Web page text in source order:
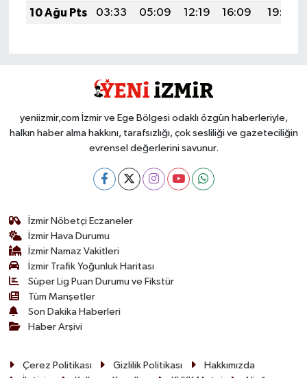
10 Ağu Pts
03:33 05:09 12:19 16:09 19:19
yeniizmir,com İzmir ve Ege Bölgesi odaklı özgün haberleriyle,
halkın haber alma hakkını, tarafsızlığı, çok sesliliği ve gazeteciliğin
evrensel değerlerini savunur.
İzmir Nöbetçi Eczaneler
İzmir Hava Durumu
İzmir Namaz Vakitleri
İzmir Trafik Yoğunluk Haritası
Süper Lig Puan Durumu ve Fikstür
Tüm Manşetler
Son Dakika Haberleri
Haber Arşivi
Çerez Politikası Gizlilik Politikası
Hakkımızda